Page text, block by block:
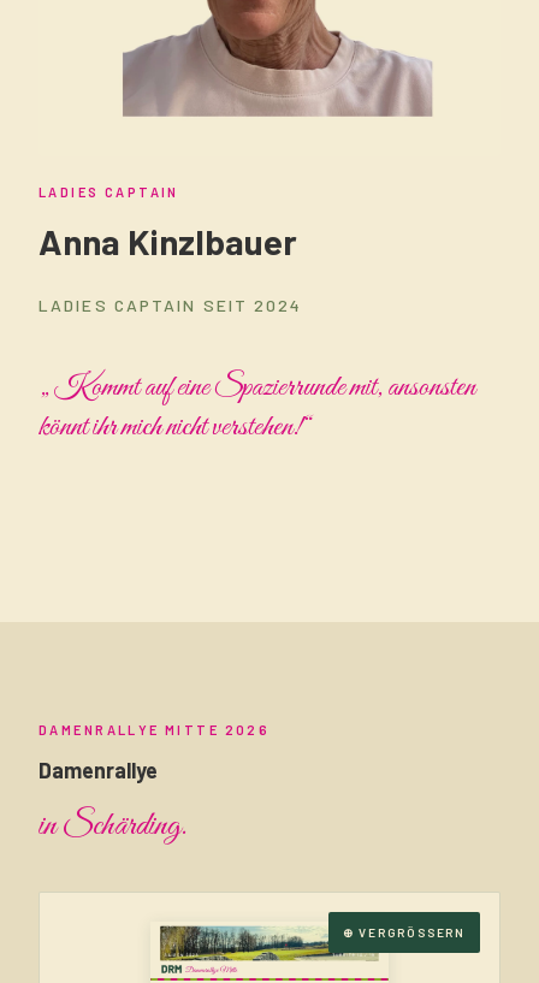
LADIES CAPTAIN
Anna Kinzlbauer
LADIES CAPTAIN SEIT 2024
„Kommt auf eine Spazierrunde mit, ansonsten
könnt ihr mich nicht verstehen!“
DAMENRALLYE MITTE 2026
Damenrallye
in Schärding.
⊕ VERGRÖSSERN